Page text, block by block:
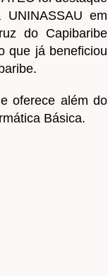
em
do Capibaribe
que já beneficiou
oferece além do
Básica.